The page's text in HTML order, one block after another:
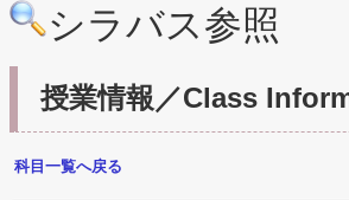
シラバス参照
授業情報／Class
科目一覧へ戻る